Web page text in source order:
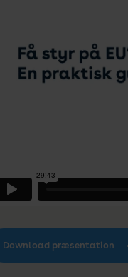
Download præsentation